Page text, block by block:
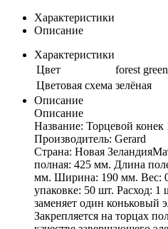
Характеристики
Описание
Характеристики
Цвет
forest green
Цветовая схема зелёная
Описание
Описание
Название: Торцевой конек
Производитель: Gerard
Страна: Новая
полная: 425 мм. Длина
мм. Ширина: 190 мм. Вес:
упаковке: 50 шт. Расход: 1
заменяет один коньковый
Закрепляется на торцах